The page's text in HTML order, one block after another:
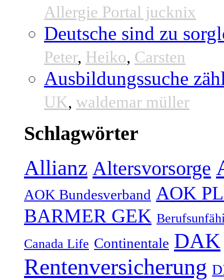
Allergie Portal jucknix
Deutsche sind zu
Peter, Heiko, Carsten
Ausbildungssuche
UK, waldemar müller
Schlagwörter
Allianz Altersvorsorge
AOK Bundesverband AOK
BARMER GEK
Canada Life Continentale DAK
Rentenversicherung